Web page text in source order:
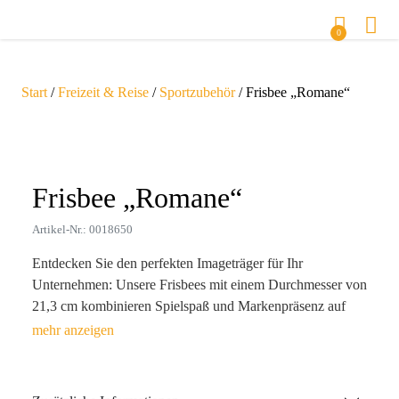
0
Start /Freizeit & Reise / Sportzubehör/ Frisbee „Romane“
Frisbee „Romane“
Artikel-Nr.: 0018650
Entdecken Sie den perfekten Imageträger für Ihr
Unternehmen: Unsere Frisbees mit einem Durchmesser von
21,3 cm kombinieren Spielspaß und Markenpräsenz auf
einzigartige Weise. Gefertigt aus hochwertigem, leichtem